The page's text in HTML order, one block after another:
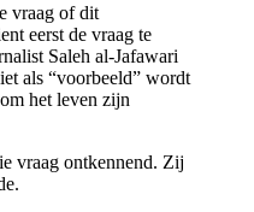
vraag of dit
eerst de vraag te
Saleh al-Jafawari
als “voorbeeld” wordt
het leven zijn
vraag ontkennend. Zij